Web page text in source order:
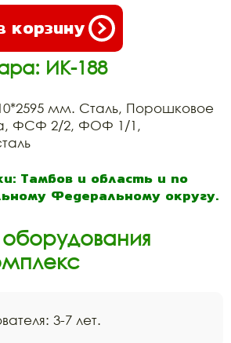
корзину
ИК-188
мм. Сталь, Порошковое
ФСФ 2/2, ФОФ 1/1,
Тамбов и область и по
Федеральному округу.
3-7 лет.